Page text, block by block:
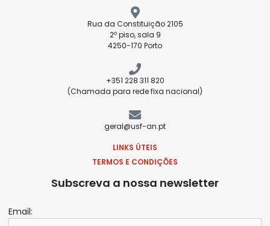
Rua da Constituição 2105
2º piso, sala 9
4250-170 Porto
+351 228 311 820
(Chamada para rede fixa nacional)
geral@usf-an.pt
LINKS ÚTEIS
TERMOS E CONDIÇÕES
Subscreva a nossa newsletter
Email: